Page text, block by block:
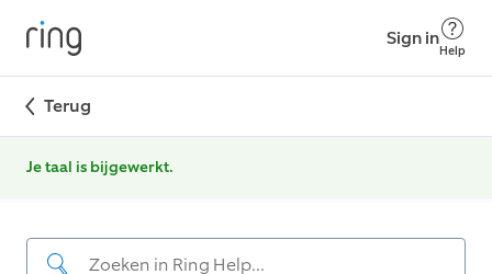
Sign in
Help
Terug
Je taal is bijgewerkt.